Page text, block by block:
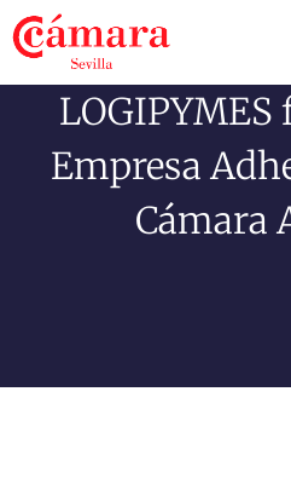
Cámara
Comercio
Empresa
Cámara